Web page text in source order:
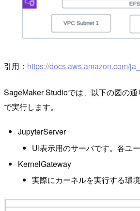
引用： https://docs.aws.amazon.com/
SageMaker Studioでは、以下の図の
で実行します。
JupyterServer
UI表示用のサーバです。各ユ
KernelGateway
実際にカーネルを実行する環